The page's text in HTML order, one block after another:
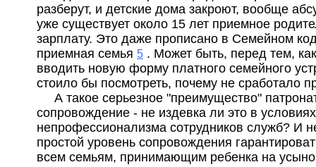
разберут, и детские дома закроют, вообще
уже существует около 15 лет приемное
зарплату. Это даже прописано в Семейном
приемная семья 5 . Может быть, перед тем,
вводить новую форму платного семейного
стоило бы посмотреть, почему не сработало
А такое серьезное "преимущество"
сопровождение - не издевка ли это в
непрофессионализма сотрудников служб? И
простой уровень сопровождения
всем семьям, принимающим ребенка на